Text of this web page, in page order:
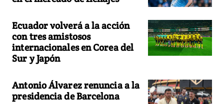
Ecuador volverá a la acción
con tres amistosos
internacionales en Corea del
Sur y Japón
Antonio Álvarez renuncia a la
presidencia de Barcelona